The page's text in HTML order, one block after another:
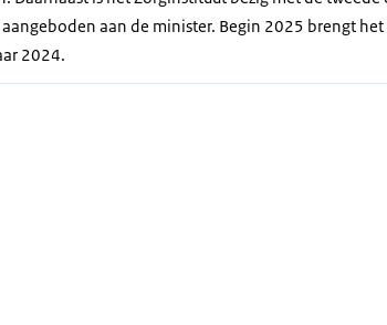
aan de minister. Begin 2025 brengt
2024.